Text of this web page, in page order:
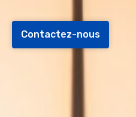
Contactez-nous